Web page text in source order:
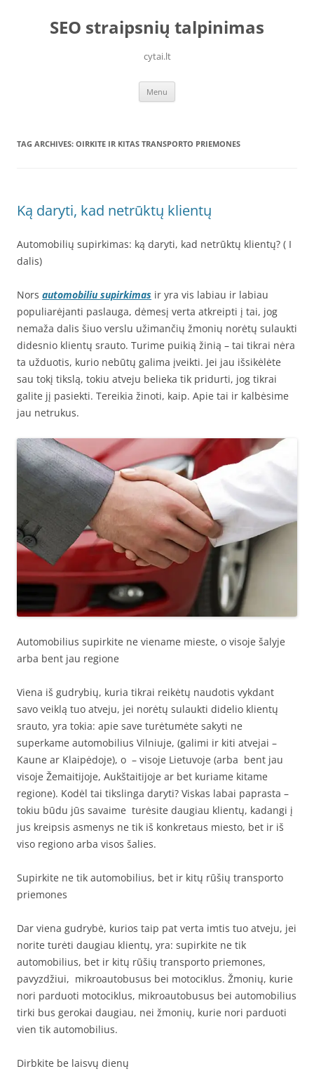
contentSEO straipsnių talpinimas
cytai.lt
Menu
TAG ARCHIVES: OIRKITE IR KITAS TRANSPORTO PRIEMONES
Ką daryti, kad netrūktų klientų
Automobilių supirkimas: ką daryti, kad netrūktų klientų? ( I
dalis)
Nors automobiliu supirkimas ir yra vis labiau ir labiau
populiarėjanti paslauga, dėmesį verta atkreipti į tai, jog
nemaža dalis šiuo verslu užimančių žmonių norėtų sulaukti
didesnio klientų srauto. Turime puikią žinią – tai tikrai nėra
ta užduotis, kurio nebūtų galima įveikti. Jei jau išsikėlėte
sau tokį tikslą, tokiu atveju belieka tik pridurti, jog tikrai
galite jį pasiekti. Tereikia žinoti, kaip. Apie tai ir kalbėsime
jau netrukus.
Automobilius supirkite ne viename mieste, o visoje šalyje
arba bent jau regione
Viena iš gudrybių, kuria tikrai reikėtų naudotis vykdant
savo veiklą tuo atveju, jei norėtų sulaukti didelio klientų
srauto, yra tokia: apie save turėtumėte sakyti ne
superkame automobilius Vilniuje, (galimi ir kiti atvejai –
Kaune ar Klaipėdoje), o – visoje Lietuvoje (arba bent jau
visoje Žemaitijoje, Aukštaitijoje ar bet kuriame kitame
regione). Kodėl tai tikslinga daryti? Viskas labai paprasta –
tokiu būdu jūs savaime turėsite daugiau klientų, kadangi į
jus kreipsis asmenys ne tik iš konkretaus miesto, bet ir iš
viso regiono arba visos šalies.
Supirkite ne tik automobilius, bet ir kitų rūšių transporto
priemones
Dar viena gudrybė, kurios taip pat verta imtis tuo atveju, jei
norite turėti daugiau klientų, yra: supirkite ne tik
automobilius, bet ir kitų rūšių transporto priemones,
pavyzdžiui, mikroautobusus bei motociklus. Žmonių, kurie
nori parduoti motociklus, mikroautobusus bei automobilius
tirki bus gerokai daugiau, nei žmonių, kurie nori parduoti
vien tik automobilius.
Dirbkite be laisvų dienų